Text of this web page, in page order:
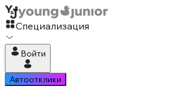
Специализация
Войти
Автоотклики